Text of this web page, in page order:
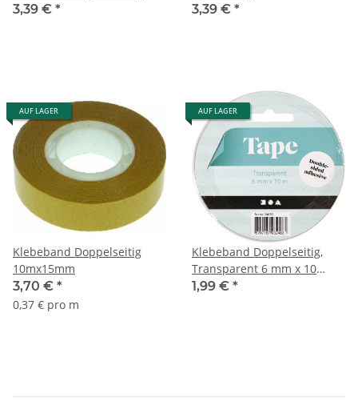
3,39 € *
3,39 € *
AUF LAGER
Klebeband Doppelseitig
10mx15mm
3,70 € *
0,37 € pro m
AUF LAGER
Klebeband Doppelseitig,
Transparent 6 mm x 10
Meter
1,99 € *